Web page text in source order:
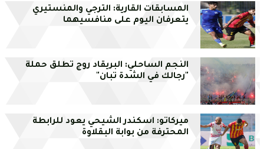
المسابقات القارية: الترجي والمنستيري
يتعرفان اليوم على منافسيهما
النجم الساحلي: البريقاد روج تطلق حملة
"رجالك في الشدة تبان"
ميركاتو: اسكندر الشيحي يعود للرابطة
المحترفة من بوابة البقلاوة